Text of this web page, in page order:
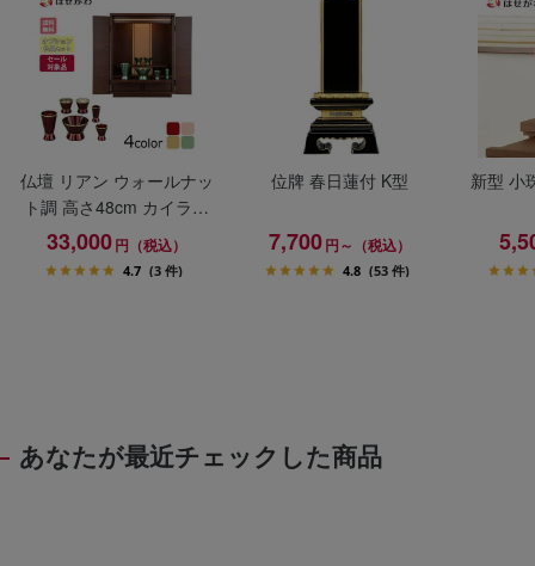
仏壇 リアン ウォールナッ
ト調 高さ48cm カイラ具
足セット
33,000円（税込）
4.7 (3 件)
位牌 春日蓮付 K型
7,700円～（税込）
4.8 (53 件)
新型 小
あなたが最近チェックした商品